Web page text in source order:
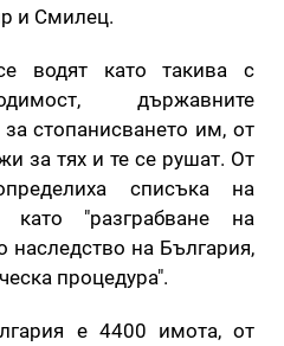
и Смилец.
водят като такива с
държавните
стопанисването им, от
за тях и те се рушат. От
списъка на
като "разграбване на
наследство на България,
процедура".
е 4400 имота, от